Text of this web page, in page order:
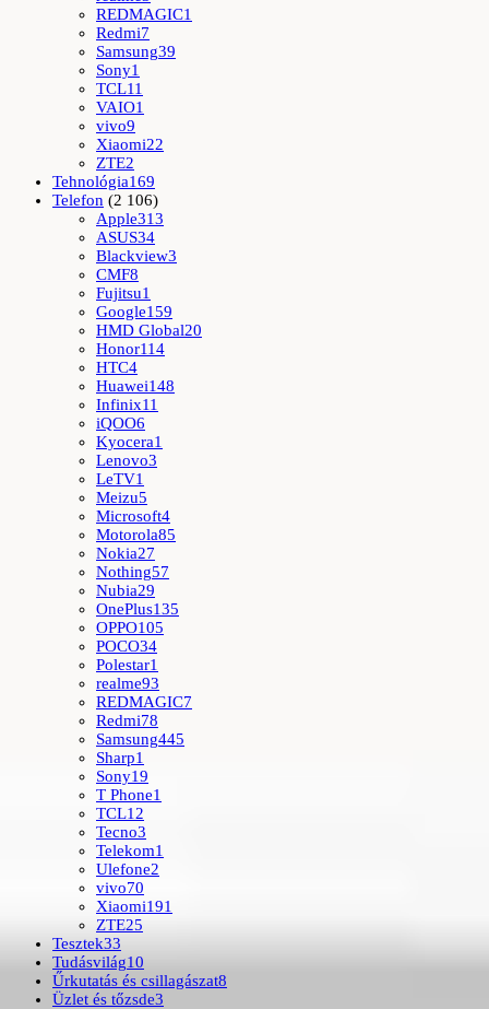
REDMAGIC1
Redmi7
Samsung39
Sony1
TCL11
VAIO1
vivo9
Xiaomi22
ZTE2
Tehnológia169
Telefon (2 106)
Apple313
ASUS34
Blackview3
CMF8
Fujitsu1
Google159
HMD Global20
Honor114
HTC4
Huawei148
Infinix11
iQOO6
Kyocera1
Lenovo3
LeTV1
Meizu5
Microsoft4
Motorola85
Nokia27
Nothing57
Nubia29
OnePlus135
OPPO105
POCO34
Polestar1
realme93
REDMAGIC7
Redmi78
Samsung445
Sharp1
Sony19
T Phone1
TCL12
Tecno3
Telekom1
Ulefone2
vivo70
Xiaomi191
ZTE25
Tesztek33
Tudásvilág10
Űrkutatás és csillagászat8
Üzlet és tőzsde3